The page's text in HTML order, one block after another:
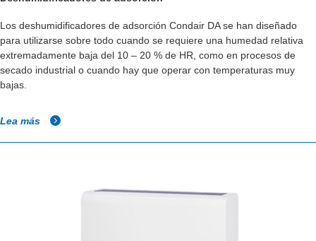
Los deshumidificadores de adsorción Condair DA se han diseñado
para utilizarse sobre todo cuando se requiere una humedad relativa
extremadamente baja del 10 – 20 % de HR, como en procesos de
secado industrial o cuando hay que operar con temperaturas muy
bajas.
Lea más